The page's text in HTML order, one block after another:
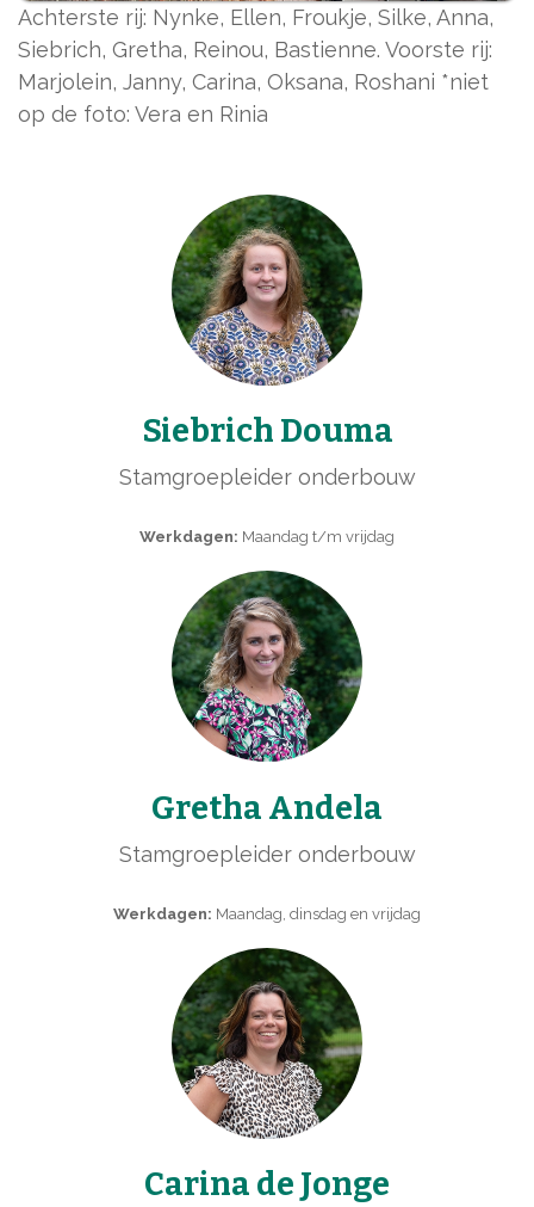
Achterste rij: Nynke, Ellen, Froukje, Silke, Anna,
Siebrich, Gretha, Reinou, Bastienne. Voorste rij:
Marjolein, Janny, Carina, Oksana, Roshani *niet
op de foto: Vera en Rinia
Siebrich Douma
Stamgroepleider onderbouw
Werkdagen: Maandag t/m vrijdag
Gretha Andela
Stamgroepleider onderbouw
Werkdagen: Maandag, dinsdag en vrijdag
Carina de Jonge